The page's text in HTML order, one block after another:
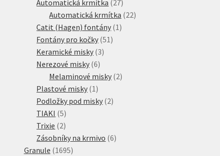
Automatická krmítka 27
produktů
Automatická krmítka 2222
Catit (Hagen) fontány 1 1
Fontány pro kočky 51 51
Keramické misky 33
Nerezové misky 66
produktů
Melaminové misky 22
Plastové misky 1 1
produkt
Podložky pod misky 22
TIAKI 55
produktů
Trixie 22
produkty
Zásobníky na krmivo 66
Granule 16951695